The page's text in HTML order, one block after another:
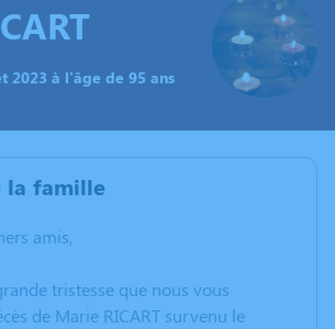
2023 à l'âge de 95 ans
la famille
amis,
tristesse que nous vous
de Marie RICART survenu le